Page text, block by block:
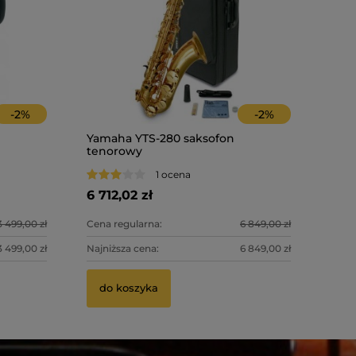
-2%
499,00 zł
499,00 zł
-2%
Yamaha YTS-280 saksofon
tenorowy
1 ocena
6 712,02 zł
Cena regularna: 6 849,00 zł
Najniższa cena: 6 849,00 zł
do koszyka